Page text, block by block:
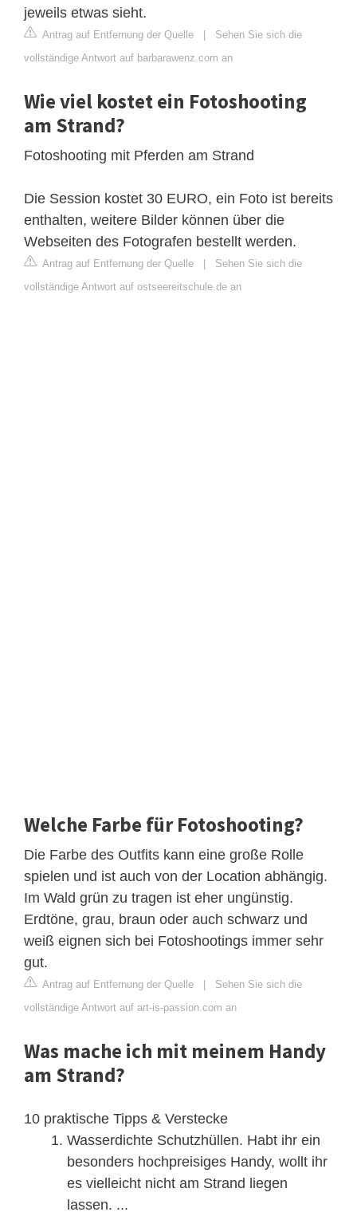
jeweils etwas sieht.
Antrag auf Entfernung der Quelle | Sehen Sie sich die
vollständige Antwort auf barbarawenz.com an
Wie viel kostet ein Fotoshooting
am Strand?
Fotoshooting mit Pferden am Strand
Die Session kostet 30 EURO, ein Foto ist bereits
enthalten, weitere Bilder können über die
Webseiten des Fotografen bestellt werden.
Antrag auf Entfernung der Quelle | Sehen Sie sich die
vollständige Antwort auf ostseereitschule.de an
Welche Farbe für Fotoshooting?
Die Farbe des Outfits kann eine große Rolle
spielen und ist auch von der Location abhängig.
Im Wald grün zu tragen ist eher ungünstig.
Erdtöne, grau, braun oder auch schwarz und
weiß eignen sich bei Fotoshootings immer sehr
gut.
Antrag auf Entfernung der Quelle | Sehen Sie sich die
vollständige Antwort auf art-is-passion.com an
Was mache ich mit meinem Handy
am Strand?
10 praktische Tipps & Verstecke
Wasserdichte Schutzhüllen. Habt ihr ein
besonders hochpreisiges Handy, wollt ihr
es vielleicht nicht am Strand liegen
lassen. ...